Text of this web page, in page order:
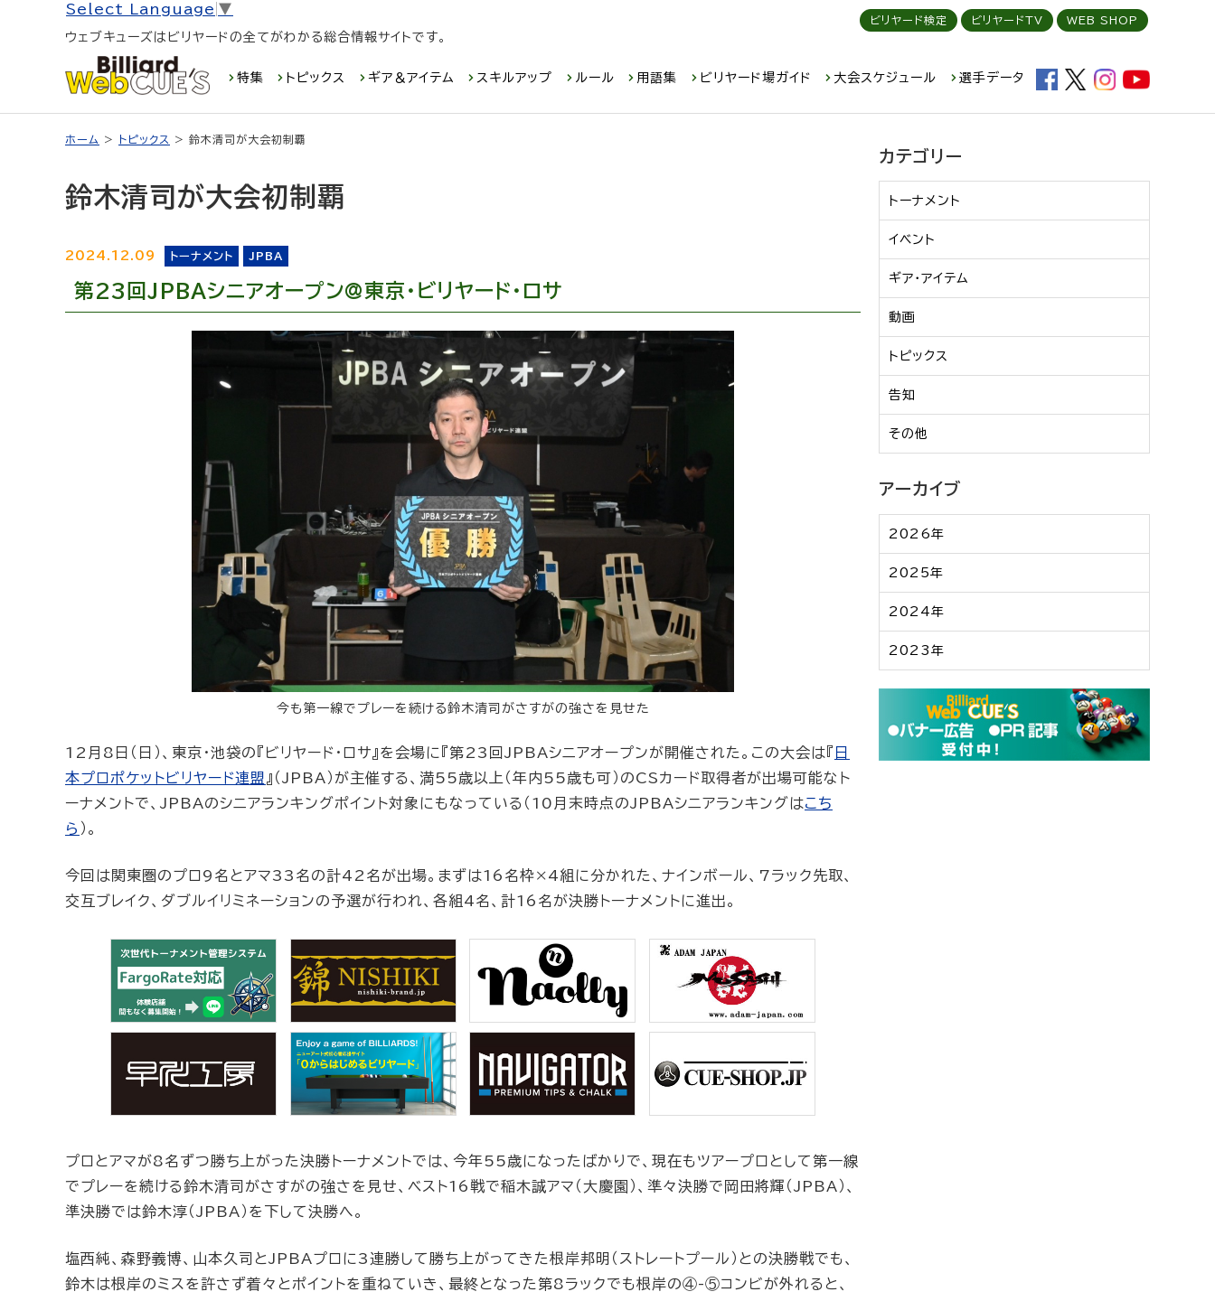
Select Language ▼
ウェブキューズはビリヤードの全てがわかる総合情報サイトです。
特集 トピックス ギア＆アイテム スキルアップ ルール 用語集 ビリヤード場ガイド 大会スケジュール 選手データ
ビリヤード検定 ビリヤードTV WEB SHOP
ホーム > トピックス > 鈴木清司が大会初制覇
鈴木清司が大会初制覇
2024.12.09 トーナメント JPBA
第23回JPBAシニアオープン@東京・ビリヤード・ロサ
今も第一線でプレーを続ける鈴木清司がさすがの強さを見せた
12月8日（日）、東京・池袋の『ビリヤード・ロサ』を会場に『第23回JPBAシニアオープンが開催された。この大会は『 日
本プロポケットビリヤード連盟 』（JPBA）が主催する、満55歳以上（年内55歳も可）のCSカード取得者が出場可能なト
ーナメントで、JPBAのシニアランキングポイント対象にもなっている（10月末時点のJPBAシニアランキングはこち
ら ）。
今回は関東圏のプロ9名とアマ33名の計42名が出場。まずは16名枠×4組に分かれた、ナインボール、7ラック先取、
交互ブレイク、ダブルイリミネーションの予選が行われ、各組4名、計16名が決勝トーナメントに進出。
プロとアマが8名ずつ勝ち上がった決勝トーナメントでは、今年55歳になったばかりで、現在もツアープロとして第一線
でプレーを続ける鈴木清司がさすがの強さを見せ、ベスト16戦で稲木誠アマ（大慶園）、準々決勝で岡田將輝（JPBA）、
準決勝では鈴木淳（JPBA）を下して決勝へ。
塩西純、森野義博、山本久司とJPBAプロに3連勝して勝ち上がってきた根岸邦明（ストレートプール）との決勝戦でも、
鈴木は根岸のミスを許さず着々とポイントを重ねていき、最終となった第8ラックでも根岸の④-⑤コンビが外れると、
カテゴリー
トーナメント
イベント
ギア・アイテム
動画
トピックス
告知
その他
アーカイブ
2026年
2025年
2024年
2023年